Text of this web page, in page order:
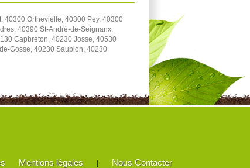
40300 Orthevielle, 40300 Pey, 40300
40390 St-André-de-Seignanx,
Capbreton, 40230 Josse, 40530
Gosse, 40230 Saubion, 40230
Mentions légales Nous Contacter